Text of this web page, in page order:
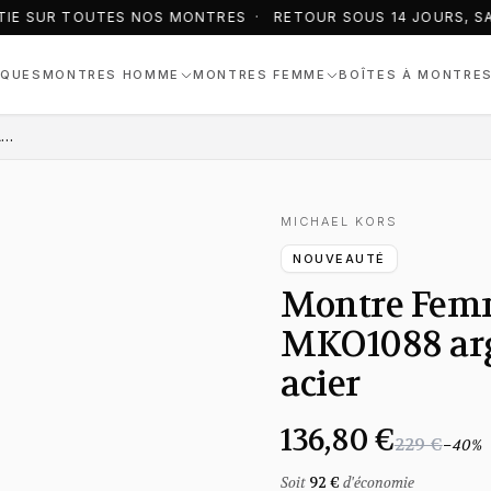
TOUTES NOS MONTRES · RETOUR SOUS 14 JOURS,
MONTRES HOMME MONTRES FEMME BOÎTES À MONTRES
Montre Femme Michael Kors Aspyn MKO1088 argentée bracelet maillons acier
MICHAEL KORS
NOUVEAUTÉ
Montre
MKO1088
acier
136,80 €229 €−40%
Soit 92 € d'économie